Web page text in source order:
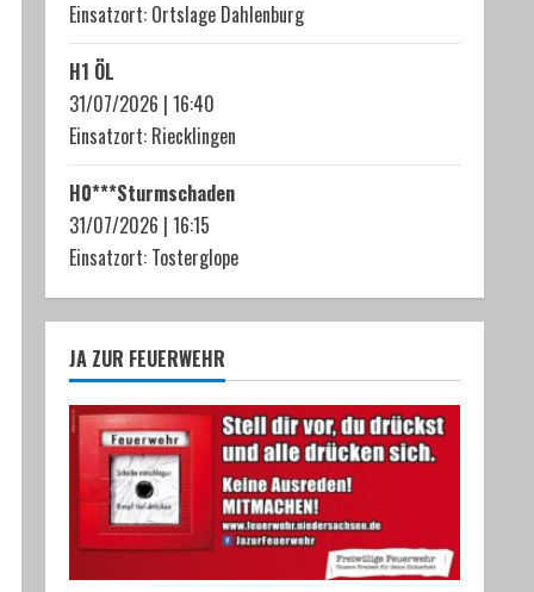
Einsatzort: Ortslage Dahlenburg
H1 ÖL
31/07/2026 | 16:40
Einsatzort: Riecklingen
H0***Sturmschaden
31/07/2026 | 16:15
Einsatzort: Tosterglope
JA ZUR FEUERWEHR